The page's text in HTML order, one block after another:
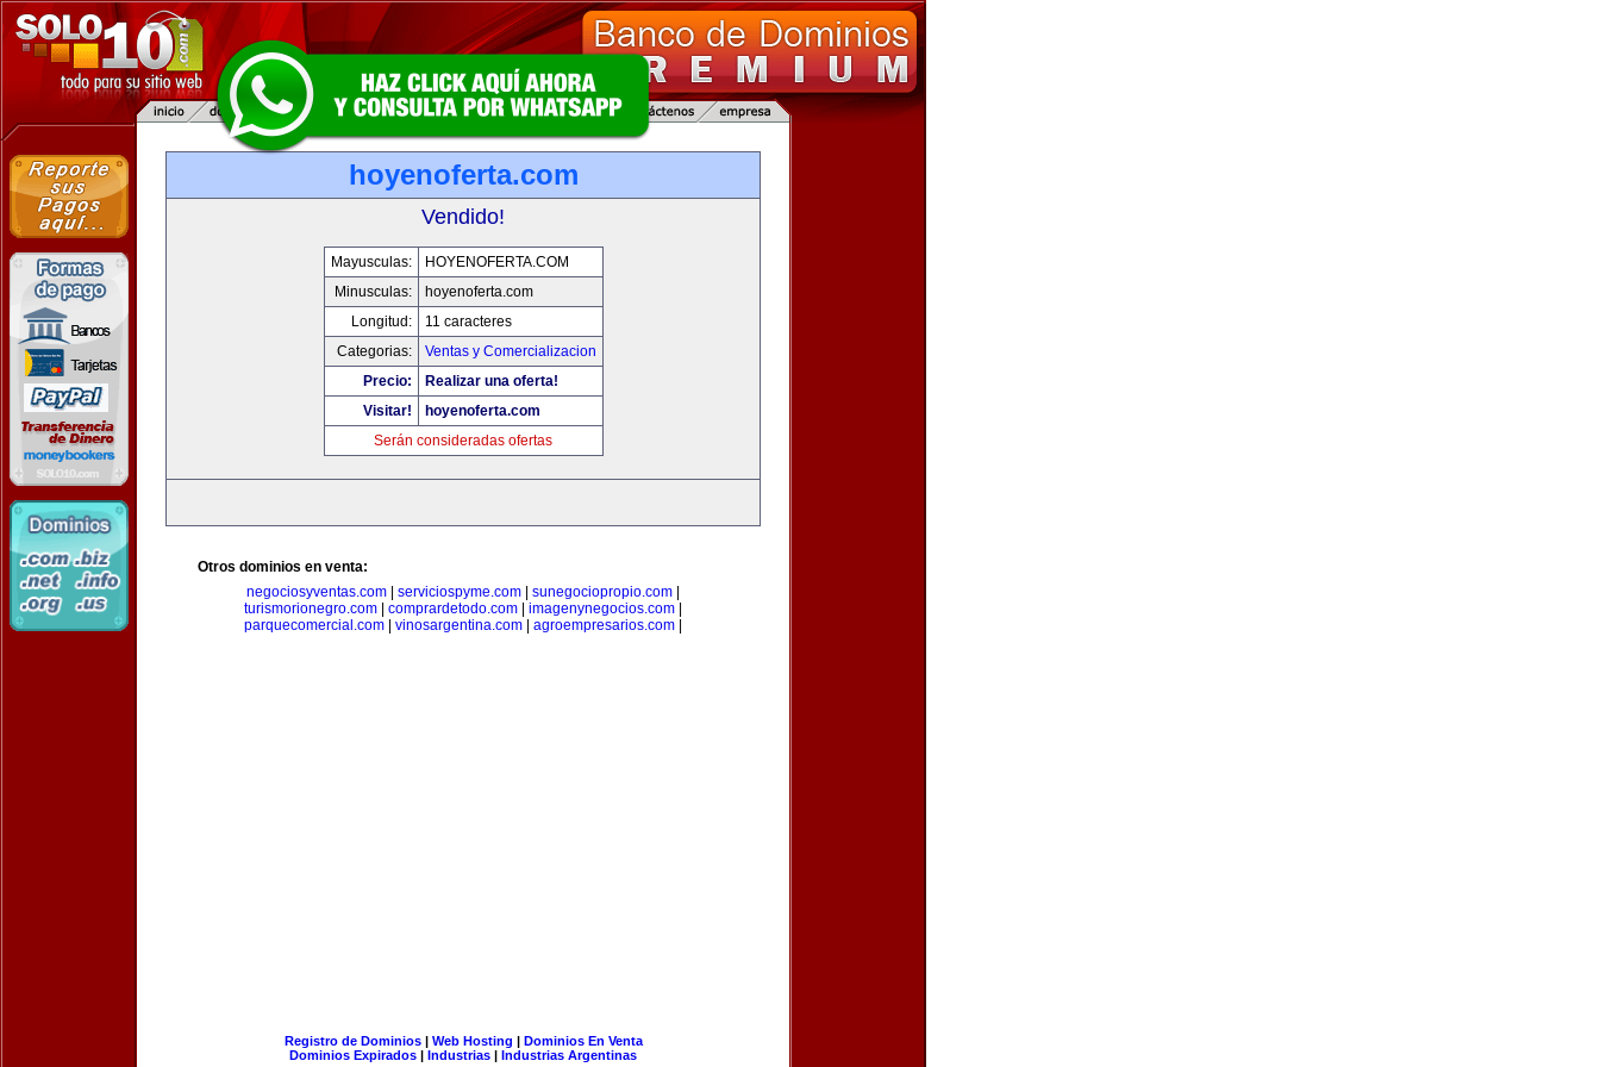
hoyenoferta.com
Vendido!
Mayusculas:
HOYENOFERTA.COM
Minusculas:
hoyenoferta.com
Longitud:
11 caracteres
Categorias:
Ventas y Comercializacion
Precio:
Realizar una oferta!
Visitar!
hoyenoferta.com
Serán consideradas ofertas
Otros dominios en venta:
negociosyventas.com
serviciospyme.com sunegociopropio.com
turismorionegro.com
comprardetodo.com imagenynegocios.com
parquecomercial.com
vinosargentina.com agroempresarios.com
Registro de Dominios| Web Hosting | Dominios En Venta
Dominios Expirados | Industrias | Industrias Argentinas